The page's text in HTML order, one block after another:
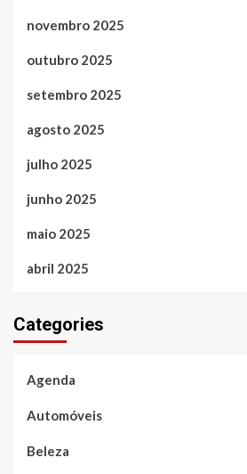
novembro 2025
outubro 2025
setembro 2025
agosto 2025
julho 2025
junho 2025
maio 2025
abril 2025
Categories
Agenda
Automóveis
Beleza